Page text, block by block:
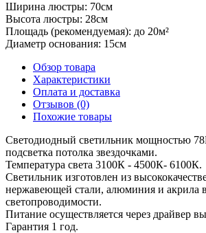
Ширина люстры: 70см
Высота люстры: 28см
Площадь (рекомендуемая): до 20м²
Диаметр основания: 15см
Обзор товара
Характеристики
Оплата и доставка
Отзывов (0)
Похожие товары
Светодиодный светильник мощностью
подсветка потолка звездочками.
Температура света 3100К - 4500К- 6100К.
Светильник изготовлен из
нержавеющей стали, алюминия и акрила
светопроводимости.
Питание осуществляется через драйвер
Гарантия 1 год.